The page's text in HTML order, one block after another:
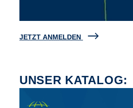
JETZT ANMELDEN
UNSER KATALOG: